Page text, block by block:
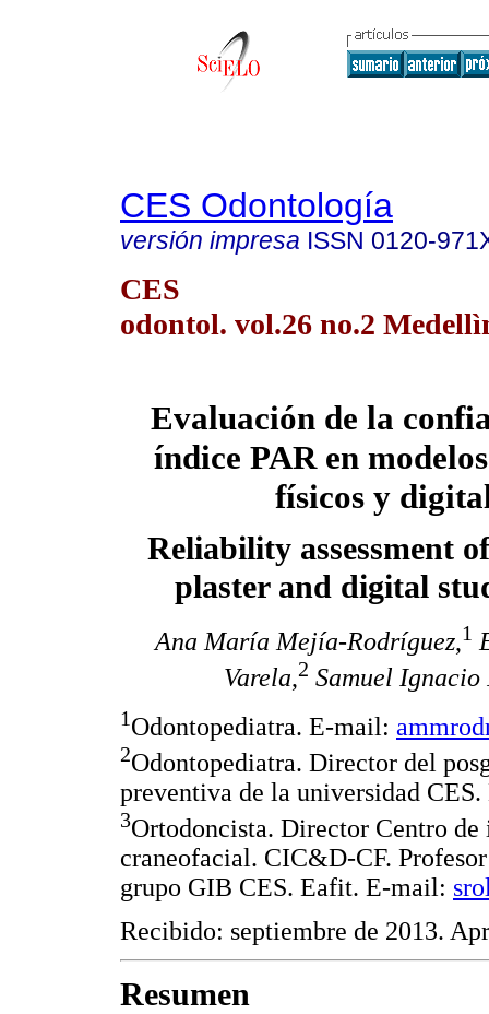
CES Odontología
versión impresa ISSN 0120-
CES
odontol. vol.26 no.2
Evaluación de la
índice PAR en
físicos y
Reliability assessment
plaster and digital
Ana María Mejía-Rodríguez,1
Varela,2 Samuel Ignacio
1Odontopediatra. E-mail:
2Odontopediatra. Director del
preventiva de la universidad
3Ortodoncista. Director Centro
craneofacial. CIC&D-CF.
grupo GIB CES. Eafit. E-mail:
Recibido: septiembre de 2013.
Resumen